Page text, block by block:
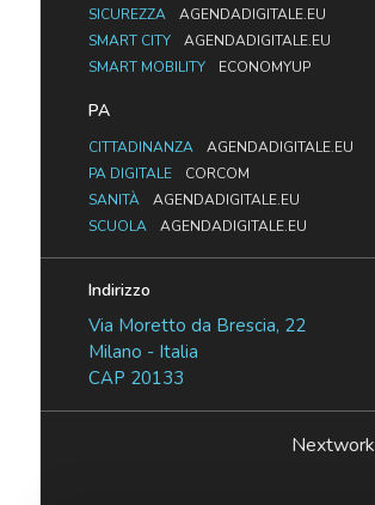
SICUREZZA
AGENDADIGITALE.EU
SMART CITY
AGENDADIGITALE.EU
SMART MOBILITY
ECONOMYUP
PA
CITTADINANZA
AGENDADIGITALE.EU
PA DIGITALE
CORCOM
SANITÀ
AGENDADIGITALE.EU
SCUOLA
AGENDADIGITALE.EU
Indirizzo
Via Moretto da Brescia, 22
Milano - Italia
CAP 20133